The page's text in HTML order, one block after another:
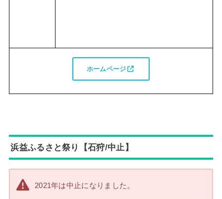
ホームページ
浜益ふるさと祭り【石狩/中止】
2021年は中止になりました。